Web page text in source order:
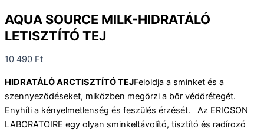
AQUA SOURCE MILK-HIDRATÁLÓ
LETISZTÍTÓ TEJ
10 490 Ft
HIDRATÁLÓ ARCTISZTÍTÓ TEJFeloldja a sminket és a
szennyeződéseket, miközben megőrzi a bőr védőrétegét.
Enyhíti a kényelmetlenség és feszülés érzését. Az ERICSON
LABORATOIRE egy olyan sminkeltávolító, tisztító és radírozó